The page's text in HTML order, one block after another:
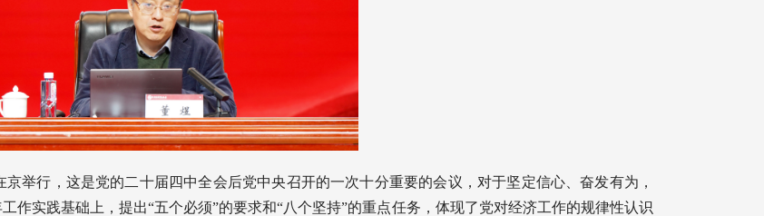
举行，这是党的二十届四中全会后党中央召开的一次十分重要的会议，对于坚定信心、奋发有为，
作实践基础上，提出“五个必须”的要求和“八个坚持”的重点任务，体现了党对经济工作的规律性认识